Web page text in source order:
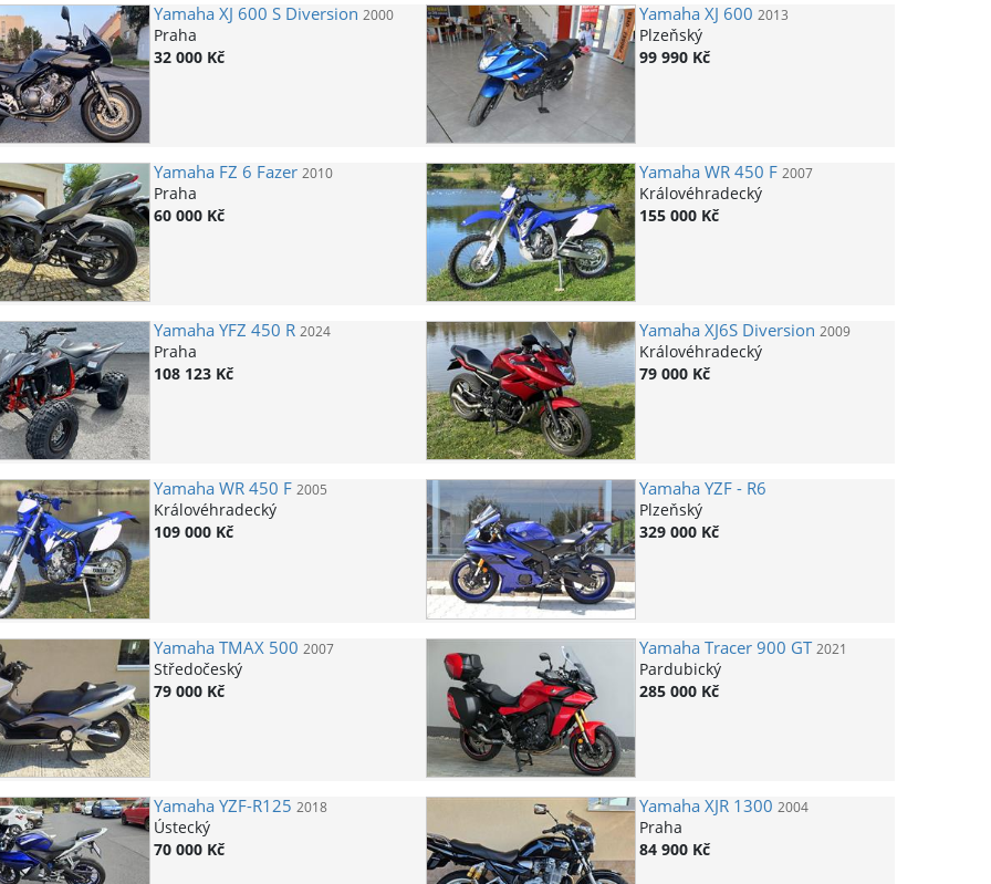
YamahaXJ 600 S Diversion 2000
Praha
32 000 Kč
YamahaXJ 600 2013
Plzeňský
99 990 Kč
Yamaha FZ 6 Fazer 2010
Praha
60 000 Kč
YamahaWR 450 F 2007
Královéhradecký
155 000 Kč
YamahaYFZ 450 R 2024
Praha
108 123 Kč
YamahaXJ6S Diversion 2009
Královéhradecký
79 000 Kč
YamahaWR 450 F 2005
Královéhradecký
109 000 Kč
YamahaYZF - R6
Plzeňský
329 000 Kč
YamahaTMAX 500 2007
Středočeský
79 000 Kč
YamahaTracer 900 GT 2021
Pardubický
285 000 Kč
YamahaYZF-R125 2018
Ústecký
70 000 Kč
YamahaXJR 1300 2004
Praha
84 900 Kč